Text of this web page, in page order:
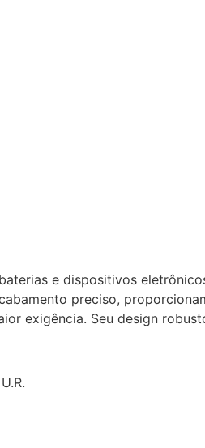
e dispositivos
preciso,
exigência. Seu design